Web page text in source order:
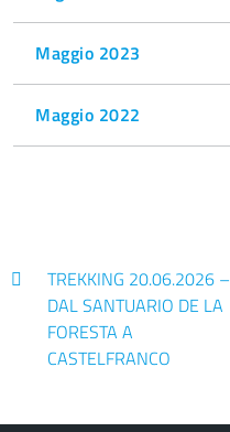
Maggio 2023
Maggio 2022
TREKKING 20.06.2026 –
DAL SANTUARIO DE LA
FORESTA A
CASTELFRANCO